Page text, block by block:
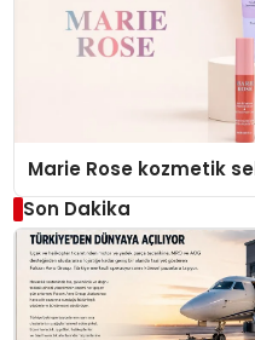
Marie Rose kozmetik
Son Dakika